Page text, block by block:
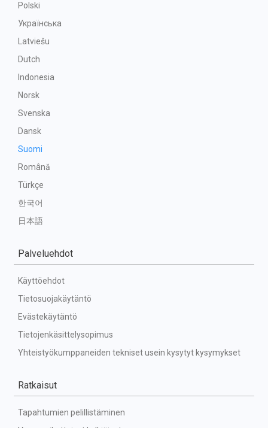
Polski
Українська
Latviešu
Dutch
Indonesia
Norsk
Svenska
Dansk
Suomi
Română
Türkçe
한국어
日本語
Palveluehdot
Käyttöehdot
Tietosuojakäytäntö
Evästekäytäntö
Tietojenkäsittelysopimus
Yhteistyökumppaneiden tekniset usein kysytyt kysymykset
Ratkaisut
Tapahtumien pelillistäminen